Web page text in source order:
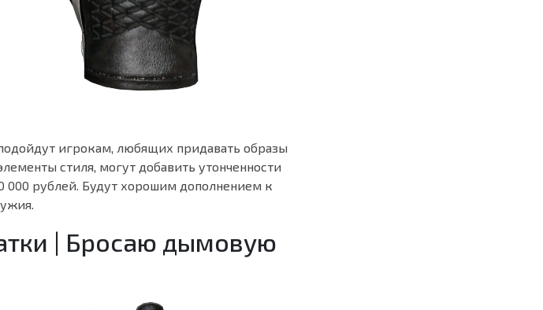
игрокам, любящих придавать образы
стиля, могут добавить утонченности
000 рублей. Будут хорошим дополнением к
| Бросаю дымовую